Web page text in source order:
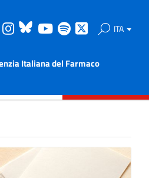
Linkedin
Instagram
Bluesky
Youtube
Spotify ITA
Italiana del Farmaco